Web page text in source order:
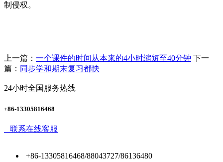
制侵权。
上一篇： 一个课件的时间从本来的4小时缩短至40分钟 下一
篇： 同步学和期末复习都快
24小时全国服务热线
+86-13305816468
联系在线客服
+86-13305816468/88043727/86136480